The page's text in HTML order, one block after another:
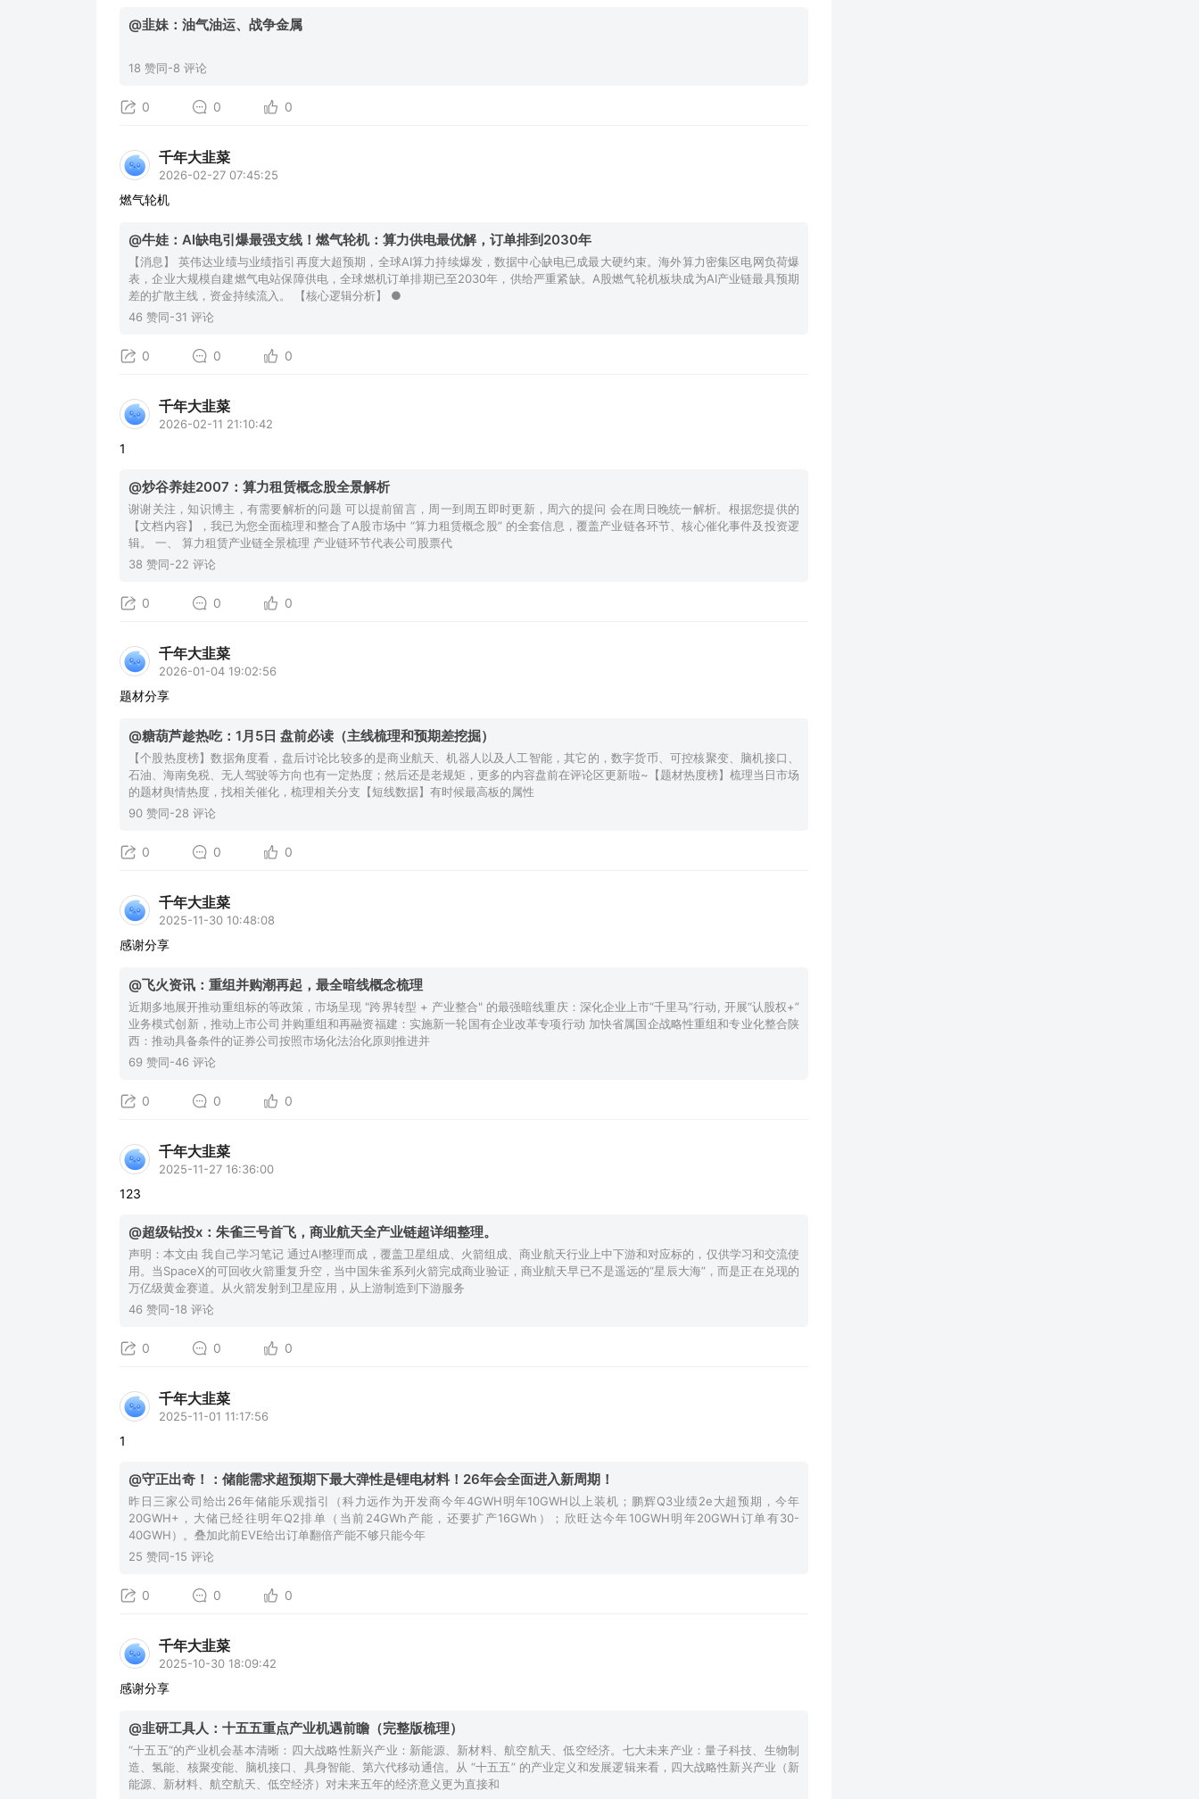
@韭妹：油气油运、战争金属
18 赞同-8 评论
0 0 0
千年大韭菜
2026-02-27 07:45:25
燃气轮机
@牛娃：AI缺电引爆最强支线！燃气轮机：算力供电最优解，订单排到2030年
【消息】 英伟达业绩与业绩指引再度大超预期，全球AI算力持续爆发，数据中心缺电已成最大硬约束。海外算力密集区电网负荷爆
表，企业大规模自建燃气电站保障供电，全球燃机订单排期已至2030年，供给严重紧缺。A股燃气轮机板块成为AI产业链最具预期
差的扩散主线，资金持续流入。 【核心逻辑分析】 ●
46 赞同-31 评论
0 0 0
千年大韭菜
2026-02-11 21:10:42
1
@炒谷养娃2007：算力租赁概念股全景解析
谢谢关注，知识博主，有需要解析的问题 可以提前留言，周一到周五即时更新，周六的提问 会在周日晚统一解析。根据您提供的
【文档内容】，我已为您全面梳理和整合了A股市场中 “算力租赁概念股” 的全套信息，覆盖产业链各环节、核心催化事件及投资逻
辑。 一、 算力租赁产业链全景梳理 产业链环节代表公司股票代
38 赞同-22 评论
0 0 0
千年大韭菜
2026-01-04 19:02:56
题材分享
@糖葫芦趁热吃：1月5日 盘前必读（主线梳理和预期差挖掘）
【个股热度榜】数据角度看，盘后讨论比较多的是商业航天、机器人以及人工智能，其它的，数字货币、可控核聚变、脑机接口、
石油、海南免税、无人驾驶等方向也有一定热度；然后还是老规矩，更多的内容盘前在评论区更新啦~【题材热度榜】梳理当日市场
的题材舆情热度，找相关催化，梳理相关分支【短线数据】有时候最高板的属性
90 赞同-28 评论
0 0 0
千年大韭菜
2025-11-30 10:48:08
感谢分享
@飞火资讯：重组并购潮再起，最全暗线概念梳理
近期多地展开推动重组标的等政策，市场呈现 "跨界转型 + 产业整合" 的最强暗线重庆：深化企业上市“千里马”行动, 开展“认股权+”
业务模式创新，推动上市公司并购重组和再融资福建：实施新一轮国有企业改革专项行动 加快省属国企战略性重组和专业化整合陕
西：推动具备条件的证券公司按照市场化法治化原则推进并
69 赞同-46 评论
0 0 0
千年大韭菜
2025-11-27 16:36:00
123
@超级钻投x：朱雀三号首飞，商业航天全产业链超详细整理。
声明：本文由 我自己学习笔记 通过AI整理而成，覆盖卫星组成、火箭组成、商业航天行业上中下游和对应标的，仅供学习和交流使
用。当SpaceX的可回收火箭重复升空，当中国朱雀系列火箭完成商业验证，商业航天早已不是遥远的“星辰大海”，而是正在兑现的
万亿级黄金赛道。从火箭发射到卫星应用，从上游制造到下游服务
46 赞同-18 评论
0 0 0
千年大韭菜
2025-11-01 11:17:56
1
@守正出奇！：储能需求超预期下最大弹性是锂电材料！26年会全面进入新周期！
昨日三家公司给出26年储能乐观指引（科力远作为开发商今年4GWH明年10GWH以上装机；鹏辉Q3业绩2e大超预期，今年
20GWH+，大储已经往明年Q2排单（当前24GWh产能，还要扩产16GWh）；欣旺达今年10GWH明年20GWH订单有30-
40GWH）。叠加此前EVE给出订单翻倍产能不够只能今年
25 赞同-15 评论
0 0 0
千年大韭菜
2025-10-30 18:09:42
感谢分享
@韭研工具人：十五五重点产业机遇前瞻（完整版梳理）
“十五五“的产业机会基本清晰：四大战略性新兴产业：新能源、新材料、航空航天、低空经济。七大未来产业：量子科技、生物制
造、氢能、核聚变能、脑机接口、具身智能、第六代移动通信。从 “十五五” 的产业定义和发展逻辑来看，四大战略性新兴产业（新
能源、新材料、航空航天、低空经济）对未来五年的经济意义更为直接和